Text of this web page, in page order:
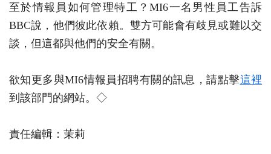
至於情報員如何管理特工？MI6一名男性員工告訴
BBC說，他們彼此依賴。雙方可能會有歧見或難以交
談，但這都與他們的安全有關。
欲知更多與MI6情報員招聘有關的訊息，請點擊這裡
到該部門的網站。◇
責任編輯：茉莉